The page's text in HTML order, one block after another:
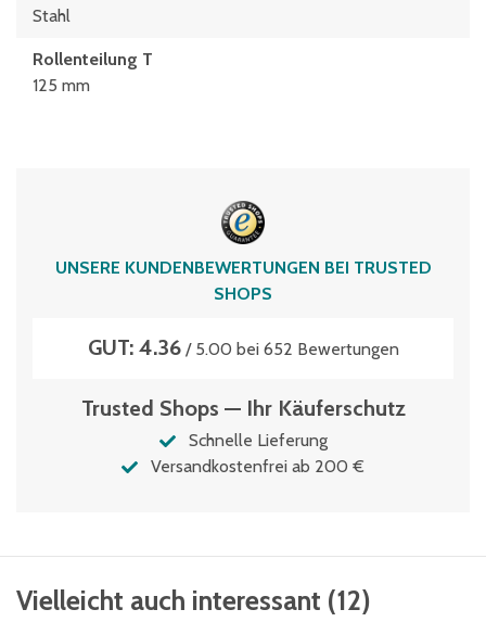
Stahl
Rollenteilung T
125 mm
UNSERE KUNDENBEWERTUNGEN BEI TRUSTED
SHOPS
GUT: 4.36/ 5.00 bei 652 Bewertungen
Trusted Shops — Ihr Käuferschutz
Schnelle Lieferung
Versandkostenfrei ab 200 €
Vielleicht auch interessant (12)